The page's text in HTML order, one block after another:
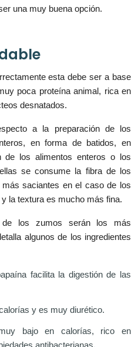
una muy buena opción.
esta debe ser a base
poca proteína animal, rica en
desnatados.
a la preparación de los
en forma de batidos, en
de los alimentos enteros o los
se consume la fibra de los
saciantes en el caso de los
la textura es mucho más fina.
de los zumos serán los más
algunos de los ingredientes
facilita la digestión de las
y es muy diurético.
bajo en calorías, rico en